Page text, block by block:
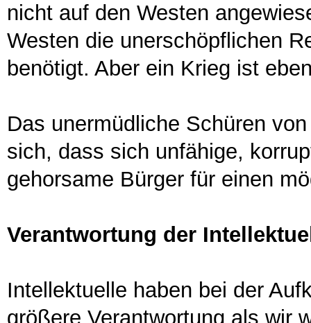
nicht auf den Westen
Westen die unerschöpflichen
benötigt. Aber ein Krieg ist
Das unermüdliche Schüren
sich, dass sich unfähige,
gehorsame Bürger für einen
Verantwortung der
Intellektuelle haben bei der
größere Verantwortung als wir